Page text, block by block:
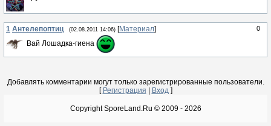
0
1 Антелепоптиц (02.08.2011 14:06) [Материал]
Вай Лошадка-гиена
Добавлять комментарии могут только зарегистрированные пользователи.
[ Регистрация Вход]
Copyright SporeLand.Ru © 2009 - 2026